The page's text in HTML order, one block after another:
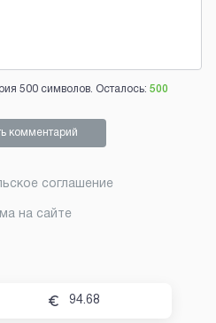
500 символов. Осталось: 500
комментарий
соглашение
на сайте
94.68